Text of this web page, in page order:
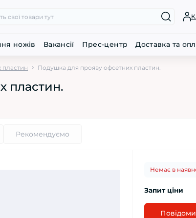
ножів Вакансії Прес-центр Доставка та
пластин Подушка для прояву офсетних пластин.
пластин.
Рекомендуємо
Немає в
Запит ціни